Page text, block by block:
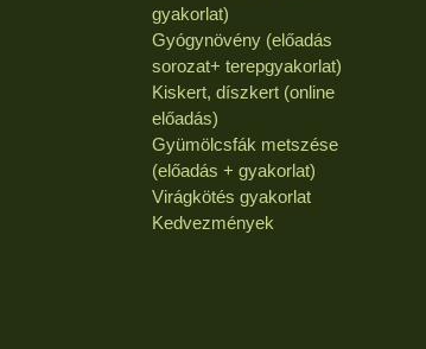
gyakorlat)
Gyógynövény (előadás
sorozat+ terepgyakorlat)
Kiskert, díszkert (online
előadás)
Gyümölcsfák metszése
(előadás + gyakorlat)
Virágkötés gyakorlat
Kedvezmények